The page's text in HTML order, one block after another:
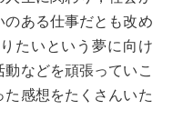
ある仕事だとも改め
たいという夢に向け
などを頑張っていこ
感想をたくさんいた